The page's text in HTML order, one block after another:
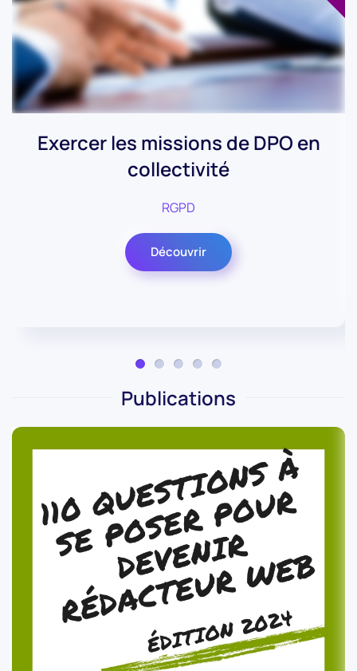
Exercer les missions de DPO en
collectivité
RGPD
Découvrir
Publications